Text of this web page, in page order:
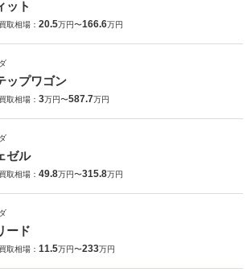
ット
取相場： 20.5万円〜166.6万円
ップワゴン
取相場： 3万円〜587.7万円
ゼル
取相場： 49.8万円〜315.8万円
ード
取相場： 11.5万円〜233万円